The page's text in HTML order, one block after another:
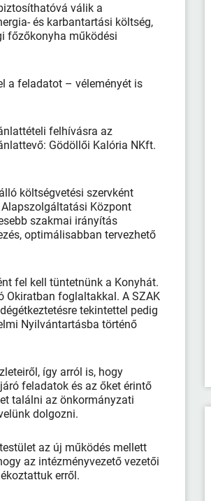
válik a
és karbantartási költség,
főzőkonyha működési
a feladatot – véleményét is
felhívásra az
Gödöllői Kalória NKft.
költségvetési szervként
Központ
szakmai irányítás
optimálisabban tervezhető
fel kell tüntetnünk a Konyhát.
Okiratban foglaltakkal. A SZAK
tekintettel pedig
Nyilvántartásba történő
így arról is, hogy
feladatok és az őket érintő
találni az önkormányzati
dolgozni.
az új működés mellett
az intézményvezető vezetői
erről.